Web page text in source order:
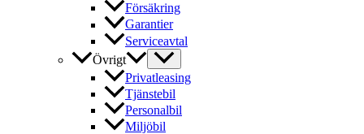
Försäkring
Garantier
Serviceavtal
Övrigt
Privatleasing
Tjänstebil
Personalbil
Miljöbil